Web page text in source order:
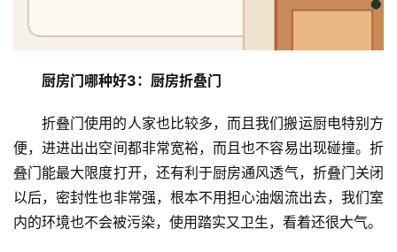
门
装
安
装
维
厨房门哪种好3：厨房折叠门
折叠门使用的人家也比较多，而且我们搬运厨电特别方
便，进进出出空间都非常宽裕，而且也不容易出现碰撞。折
叠门能最大限度打开，还有利于厨房通风透气，折叠门关闭
以后，密封性也非常强，根本不用担心油烟流出去，我们室
内的环境也不会被污染，使用踏实又卫生，看着还很大气。